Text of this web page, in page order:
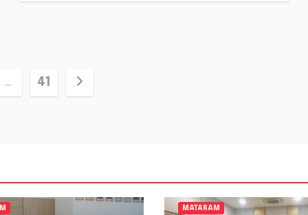
… 41
MATARAM